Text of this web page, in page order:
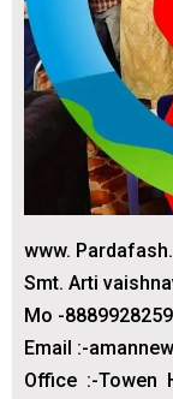
www.
Smt. Arti
Mo -8889928259
Email :-
Office :-Towen